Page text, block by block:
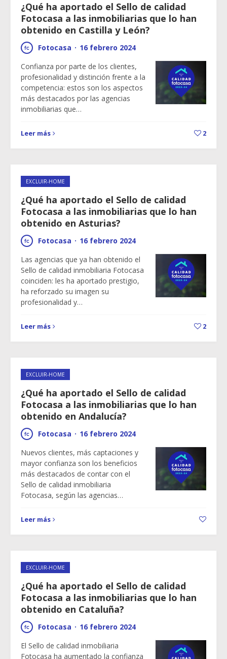
¿Qué ha aportado el Sello de calidad
Fotocasa a las inmobiliarias que lo han
obtenido en Castilla y León?
Fotocasa · 16 febrero 2024
Confianza por parte de los clientes,
profesionalidad y distinción frente a la
competencia: estos son los aspectos
más destacados por las agencias
inmobiliarias que…
Leer más 2
EXCLUIR-HOME
¿Qué ha aportado el Sello de calidad
Fotocasa a las inmobiliarias que lo han
obtenido en Asturias?
Fotocasa · 16 febrero 2024
Las agencias que ya han obtenido el
Sello de calidad inmobiliaria Fotocasa
coinciden: les ha aportado prestigio,
ha reforzado su imagen su
profesionalidad y…
Leer más 2
EXCLUIR-HOME
¿Qué ha aportado el Sello de calidad
Fotocasa a las inmobiliarias que lo han
obtenido en Andalucía?
Fotocasa · 16 febrero 2024
Nuevos clientes, más captaciones y
mayor confianza son los beneficios
más destacados de contar con el
Sello de calidad inmobiliaria
Fotocasa, según las agencias…
Leer más
EXCLUIR-HOME
¿Qué ha aportado el Sello de calidad
Fotocasa a las inmobiliarias que lo han
obtenido en Cataluña?
Fotocasa · 16 febrero 2024
El Sello de calidad inmobiliaria
Fotocasa ha aumentado la confianza